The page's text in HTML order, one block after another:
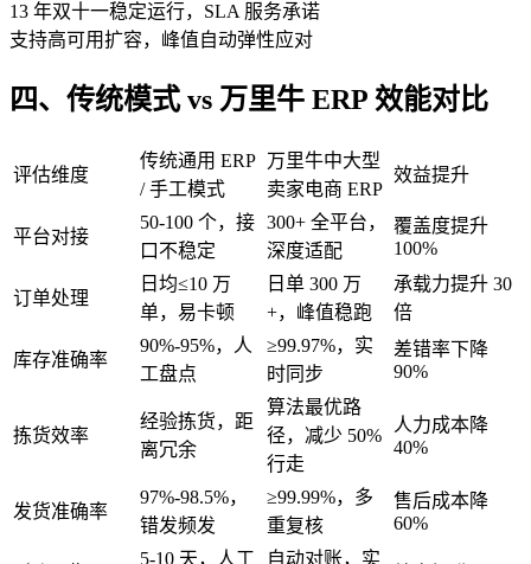
13 年双十一稳定运行，SLA 服务承诺
支持高可用扩容，峰值自动弹性应对
四、传统模式 vs 万里牛 ERP 效能对比
评估维度
传统通用 ERP
/ 手工模式
万里牛中大型
卖家电商 ERP
效益提升
平台对接
50-100 个，接
口不稳定
300+ 全平台，
深度适配
覆盖度提升
100%
订单处理
日均≤10 万
单，易卡顿
日单 300 万
+，峰值稳跑
承载力提升 30
倍
库存准确率
90%-95%，人
工盘点
≥99.97%，实
时同步
差错率下降
90%
拣货效率
经验拣货，距
离冗余
算法最优路
径，减少 50%
行走
人力成本降
40%
发货准确率
97%-98.5%，
错发频发
≥99.99%，多
重复核
售后成本降
60%
5-10 天，人工 自动对账，实